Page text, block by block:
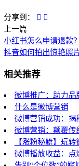
分享到：
上一篇
小红书怎么申请退款
抖音如何拍出惊艳照
相关推荐
微博推广：助力品
什么是微博营销
微博营销成功：揭
微博营销：颠覆传
【涨粉秘籍】玩
微博播放收益：点